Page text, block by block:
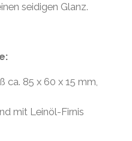
seidigen Glanz.
ca. 85 x 60 x 15 mm,
mit Leinöl-Firnis